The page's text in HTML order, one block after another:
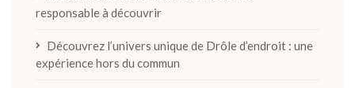
responsable à découvrir
Découvrez l’univers unique de Drôle d’endroit : une
expérience hors du commun